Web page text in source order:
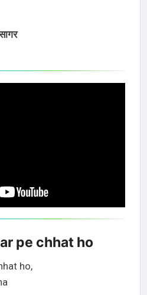
pe chhat ho
ho,